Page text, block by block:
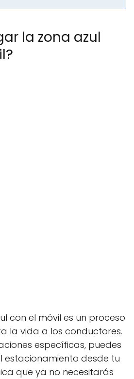
la zona azul
con el móvil es un proceso
la vida a los conductores.
específicas, puedes
estacionamiento desde tu
que ya no necesitarás